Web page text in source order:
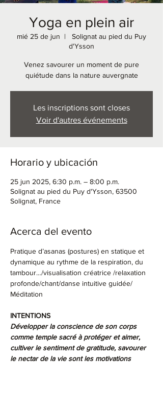
Yoga en plein air
mié 25 de jun
  |
Solignat au pied du Puy
d'Ysson
Venez savourer un moment de pure
quiétude dans la nature auvergnate
Les inscriptions sont closes
Voir d'autres événements
Horario y ubicación
25 jun 2025, 6:30 p.m. – 8:00 p.m.
Solignat au pied du Puy d'Ysson, 63500
Solignat, France
Acerca del evento
Pratique d’asanas (postures) en statique et
dynamique au rythme de la respiration, du
tambour…/visualisation créatrice /relaxation
profonde/chant/danse intuitive guidée/
Méditation
INTENTIONS
Développer la conscience de son corps
comme temple sacré à protéger et aimer,
cultiver le sentiment de gratitude, savourer
le nectar de la vie sont les motivations